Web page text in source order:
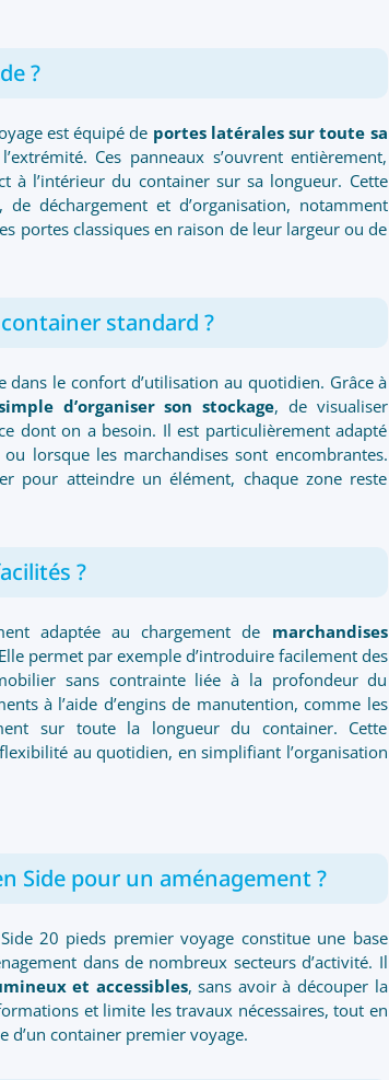
?
est équipé de portes latérales sur toute sa
Ces panneaux s’ouvrent entièrement,
à l’intérieur du container sur sa longueur. Cette
déchargement et d’organisation, notamment
portes classiques en raison de leur largeur ou de
standard ?
dans le confort d’utilisation au quotidien. Grâce à
d’organiser son stockage, de visualiser
dont on a besoin. Il est particulièrement adapté
lorsque les marchandises sont encombrantes.
pour atteindre un élément, chaque zone reste
?
adaptée au chargement de marchandises
permet par exemple d’introduire facilement des
sans contrainte liée à la profondeur du
à l’aide d’engins de manutention, comme les
sur toute la longueur du container. Cette
au quotidien, en simplifiant l’organisation
Side pour un aménagement ?
20 pieds premier voyage constitue une base
dans de nombreux secteurs d’activité. Il
et accessibles, sans avoir à découper la
et limite les travaux nécessaires, tout en
container premier voyage.